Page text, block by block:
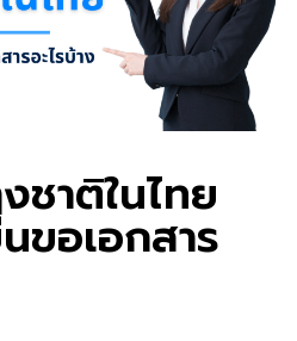
ชาติในไทย
อเอกสาร